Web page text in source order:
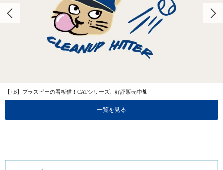
【+B】プラスビーの看板猫！CATシリーズ、好評販売中🐈
一覧を見る